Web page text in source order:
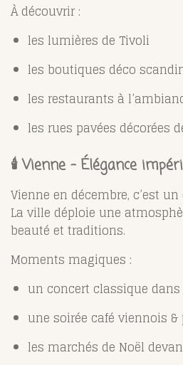
À découvrir :
les lumières de Tivoli
les boutiques déco
les restaurants à
les rues pavées décorées
🕯️ Vienne – Élégance
Vienne en décembre, c’est
La ville déploie une
beauté et traditions.
Moments magiques :
un concert classique
une soirée café viennois
les marchés de Noël